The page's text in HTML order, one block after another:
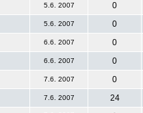
5.6. 2007
0
5.6. 2007
0
6.6. 2007
0
6.6. 2007
0
7.6. 2007
0
7.6. 2007
24